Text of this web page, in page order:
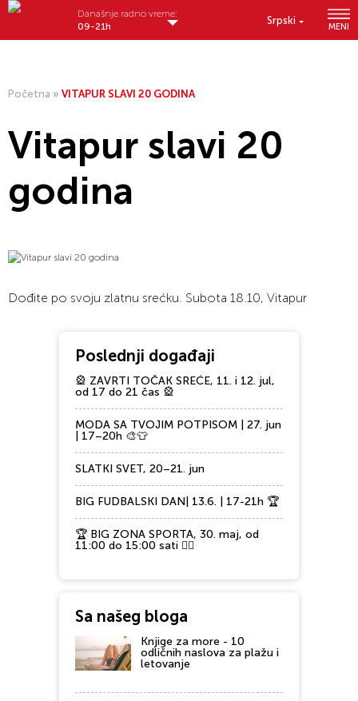
Srpski
MENI
Današnje radno vreme:
09-21h
Početna » VITAPUR SLAVI 20 GODINA
Vitapur slavi 20
godina
Dođite po svoju zlatnu srećku. Subota 18.10, Vitapur
Poslednji događaji
🎡 ZAVRTI TOČAK SREĆE, 11. i 12. jul,
od 17 do 21 čas 🎡
MODA SA TVOJIM POTPISOM | 27. jun
| 17–20h 🎨👕
SLATKI SVET, 20–21. jun
BIG FUDBALSKI DAN| 13.6. | 17-21h 🏆
🏆 BIG ZONA SPORTA, 30. maj, od
11:00 do 15:00 sati 🏃‍♂️
Sa našeg bloga
Knjige za more - 10
odličnih naslova za plažu i
letovanje